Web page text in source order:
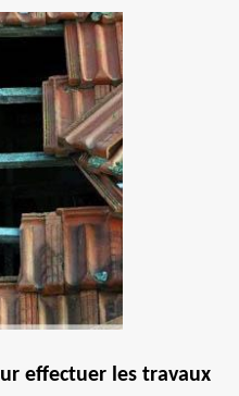
effectuer les travaux